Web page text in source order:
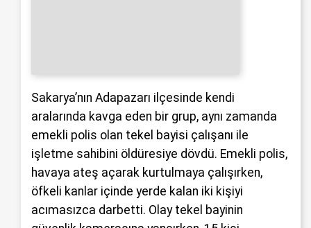
Sakarya’nın Adapazarı ilçesinde kendi
aralarında kavga eden bir grup, aynı zamanda
emekli polis olan tekel bayisi çalışanı ile
işletme sahibini öldüresiye dövdü. Emekli polis,
havaya ateş açarak kurtulmaya çalışırken,
öfkeli kanlar içinde yerde kalan iki kişiyi
acımasızca darbetti. Olay tekel bayinin